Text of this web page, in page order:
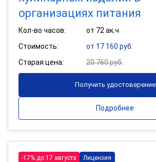
организациях питания
Кол-во часов:
от 72 ак.ч
Стоимость:
от 17 160 руб.
Старая цена:
20 760 руб.
Получить удостоверение
Подробнее
-17% до 17 августа Лицензия